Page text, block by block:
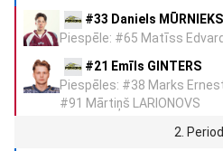
#33 Daniels MŪRNIEKS
Piespēle: #65 Matīss
#21 Emīls GINTERS
Piespēles: #38 Marks
#91 Mārtiņš LARIONOVS
2.